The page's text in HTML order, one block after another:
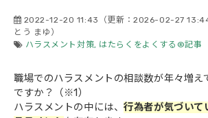
2022-12-20 11:43 （更新：2026-02-27
とう まゆ）
ハラスメント対策 はたらくをよくする®記事
職場でのハラスメントの相談数が年々増え
ですか？（※1）
ハラスメントの中には、行為者が気づいて